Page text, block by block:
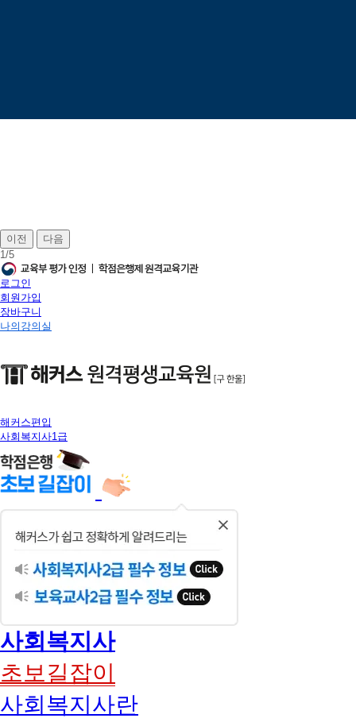
이전
다음
1/5
로그인
회원가입
장바구니
나의강의실
해커스편입
사회복지사1급
사회복지사
초보길잡이
사회복지사란